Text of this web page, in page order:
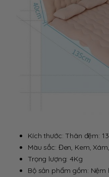
Kích thước: Thân đệm:
Màu sắc: Đen, Kem,
Trọng lượng: 4Kg
Bộ sản phẩm gồm: